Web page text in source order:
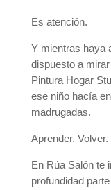
Es atención.
Y mientras haya
dispuesto a
Pintura Hogar
ese niño hacía
madrugadas.
Aprender.
En Rúa Salón te
profundidad